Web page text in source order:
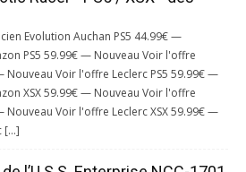
Evolution Auchan PS5 44.99€ —
PS5 59.99€ — Nouveau Voir l'offre
Nouveau Voir l'offre Leclerc PS5 59.99€ —
XSX 59.99€ — Nouveau Voir l'offre
Nouveau Voir l'offre Leclerc XSX 59.99€ —
[…]